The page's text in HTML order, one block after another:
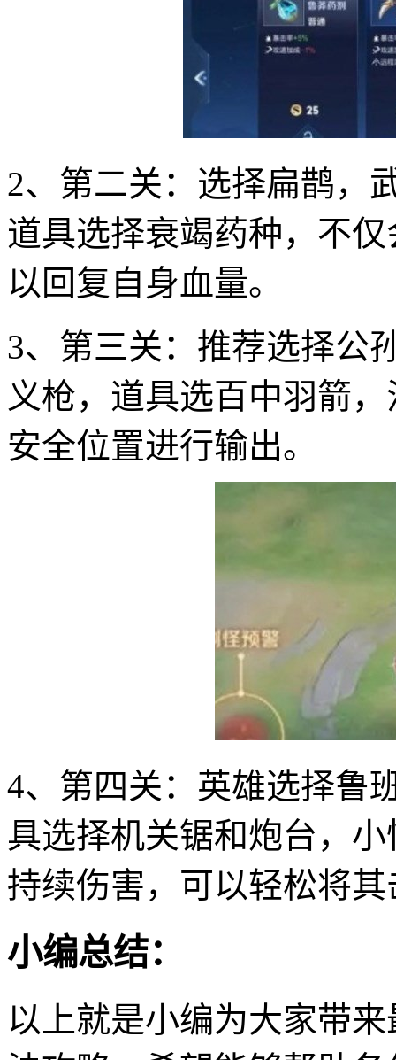
2、第二关：选择扁鹊，
道具选择衰竭药种，不
以回复自身血量。
3、第三关：推荐选择公
义枪，道具选百中羽箭
安全位置进行输出。
4、第四关：英雄选择鲁
具选择机关锯和炮台，
持续伤害，可以轻松将其
小编总结：
以上就是小编为大家带